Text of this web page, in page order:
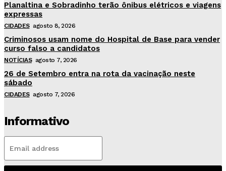
Planaltina e Sobradinho terão ônibus elétricos e viagens
expressas
CIDADES agosto 8, 2026
Criminosos usam nome do Hospital de Base para vender
curso falso a candidatos
NOTÍCIAS agosto 7, 2026
26 de Setembro entra na rota da vacinação neste
sábado
CIDADES agosto 7, 2026
Informativo